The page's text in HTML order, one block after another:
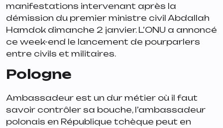
manifestations intervenant après la
démission du premier ministre civil Abdallah
Hamdok dimanche 2 janvier. L’ONU a annoncé
ce week-end le lancement de pourparlers
entre civils et militaires.
Pologne
Ambassadeur est un dur métier où il faut
savoir contrôler sa bouche, l’ambassadeur
polonais en République tchèque peut en